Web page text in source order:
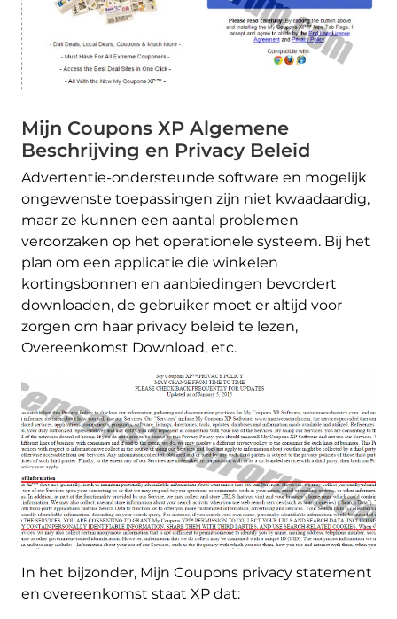
Mijn Coupons XP Algemene
Beschrijving en Privacy Beleid
Advertentie-ondersteunde software en mogelijk
ongewenste toepassingen zijn niet kwaadaardig,
maar ze kunnen een aantal problemen
veroorzaken op het operationele systeem. Bij het
plan om een ​​applicatie die winkelen
kortingsbonnen en aanbiedingen bevordert
downloaden, de gebruiker moet er altijd voor
zorgen om haar privacy beleid te lezen,
Overeenkomst Download, etc.
In het bijzonder, Mijn Coupons privacy statement
en overeenkomst staat XP dat: